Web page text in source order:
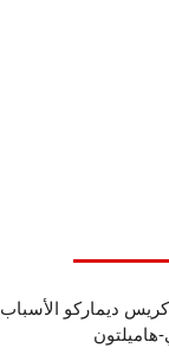
ديماركو الأسباب
هاميلتون